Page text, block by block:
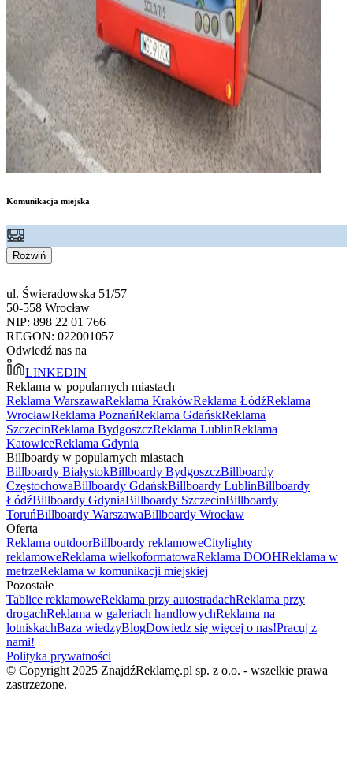
Komunikacja miejska
Rozwiń
ul. Świeradowska 51/57
50-558 Wrocław
NIP: 898 22 01 766
REGON: 022001057
Odwiedź nas na
LINKEDIN
Reklama w popularnych miastach
Reklama WarszawaReklama KrakówReklama ŁódźReklama
WrocławReklama PoznańReklama GdańskReklama
SzczecinReklama BydgoszczReklama LublinReklama
KatowiceReklama Gdynia
Billboardy w popularnych miastach
Billboardy BiałystokBillboardy BydgoszczBillboardy
CzęstochowaBillboardy GdańskBillboardy LublinBillboardy
ŁódźBillboardy GdyniaBillboardy SzczecinBillboardy
ToruńBillboardy WarszawaBillboardy Wrocław
Oferta
Reklama outdoorBillboardy reklamoweCitylighty
reklamoweReklama wielkoformatowaReklama DOOHReklama w
metrzeReklama w komunikacji miejskiej
Pozostałe
Tablice reklamoweReklama przy autostradachReklama przy
drogachReklama w galeriach handlowychReklama na
lotniskachBaza wiedzyBlogDowiedz się więcej o nas!Pracuj z
nami!
Polityka prywatności
© Copyright 2025 ZnajdźReklamę.pl sp. z o.o. - wszelkie prawa
zastrzeżone.